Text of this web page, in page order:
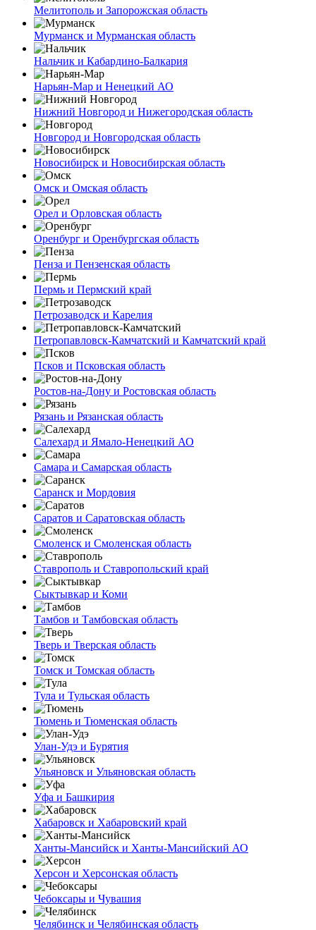
Мелитополь и Запорожская область
Мурманск и Мурманская область
Нальчик и Кабардино-Балкария
Нарьян-Мар и Ненецкий АО
Нижний Новгород и Нижегородская область
Новгород и Новгородская область
Новосибирск и Новосибирская область
Омск и Омская область
Орел и Орловская область
Оренбург и Оренбургская область
Пенза и Пензенская область
Пермь и Пермский край
Петрозаводск и Карелия
Петропавловск-Камчатский и Камчатский край
Псков и Псковская область
Ростов-на-Дону и Ростовская область
Рязань и Рязанская область
Салехард и Ямало-Ненецкий АО
Самара и Самарская область
Саранск и Мордовия
Саратов и Саратовская область
Смоленск и Смоленская область
Ставрополь и Ставропольский край
Сыктывкар и Коми
Тамбов и Тамбовская область
Тверь и Тверская область
Томск и Томская область
Тула и Тульская область
Тюмень и Тюменская область
Улан-Удэ и Бурятия
Ульяновск и Ульяновская область
Уфа и Башкирия
Хабаровск и Хабаровский край
Ханты-Мансийск и Ханты-Мансийский АО
Херсон и Херсонская область
Чебоксары и Чувашия
Челябинск и Челябинская область